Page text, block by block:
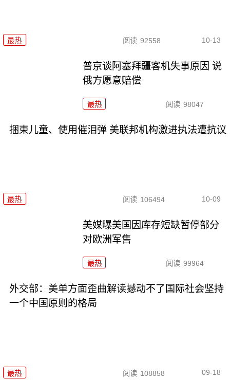
最热 阅读 92558 10-13
普京谈阿塞拜疆客机失事原因 说
俄方愿意赔偿
最热 阅读 98047
捆束儿童、使用催泪弹 美联邦机构激进执法遭抗议
最热 阅读 106494 10-09
美媒曝美国因库存短缺暂停部分
对欧洲军售
最热 阅读 99964
外交部：美单方面歪曲解读撼动不了国际社会坚持
一个中国原则的格局
最热 阅读 108858 09-18